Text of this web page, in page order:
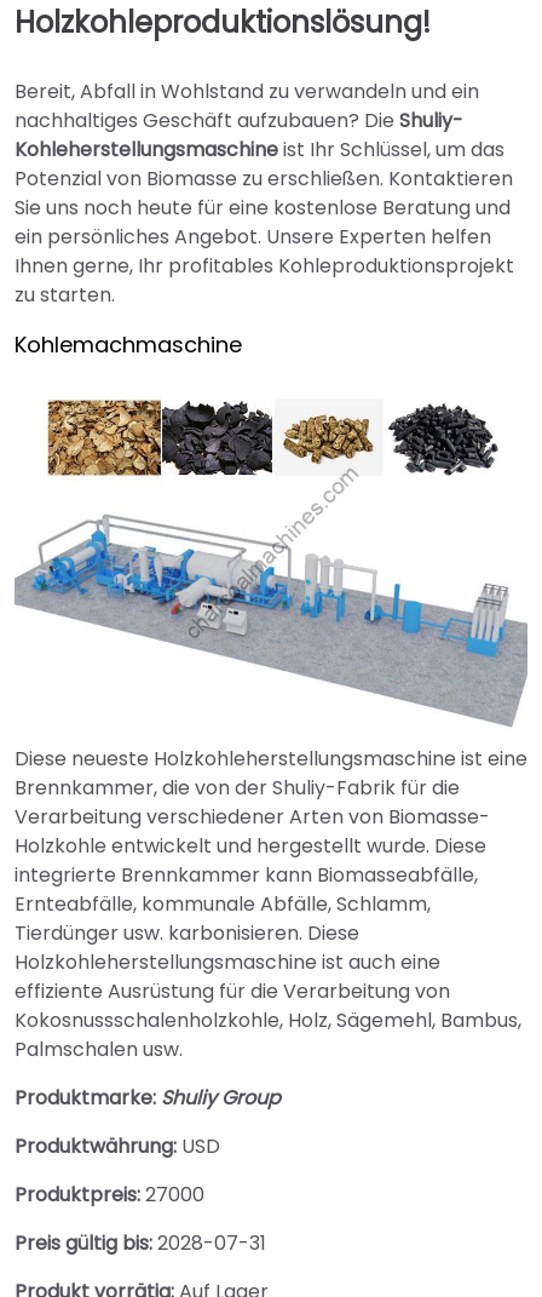
Holzkohleproduktionslösung!
Bereit, Abfall in Wohlstand zu verwandeln und ein
nachhaltiges Geschäft aufzubauen? Die Shuliy-
Kohleherstellungsmaschineist Ihr Schlüssel, um das
Potenzial von Biomasse zu erschließen. Kontaktieren
Sie uns noch heute für eine kostenlose Beratung und
ein persönliches Angebot. Unsere Experten helfen
Ihnen gerne, Ihr profitables Kohleproduktionsprojekt
zu starten.
Kohlemachmaschine
Diese neueste Holzkohleherstellungsmaschine ist eine
Brennkammer, die von der Shuliy-Fabrik für die
Verarbeitung verschiedener Arten von Biomasse-
Holzkohle entwickelt und hergestellt wurde. Diese
integrierte Brennkammer kann Biomasseabfälle,
Ernteabfälle, kommunale Abfälle, Schlamm,
Tierdünger usw. karbonisieren. Diese
Holzkohleherstellungsmaschine ist auch eine
effiziente Ausrüstung für die Verarbeitung von
Kokosnussschalenholzkohle, Holz, Sägemehl, Bambus,
Palmschalen usw.
Produktmarke: Shuliy Group
Produktwährung: USD
Produktpreis:27000
Preis gültig bis:2028-07-31
Produkt vorrätig:Auf Lager